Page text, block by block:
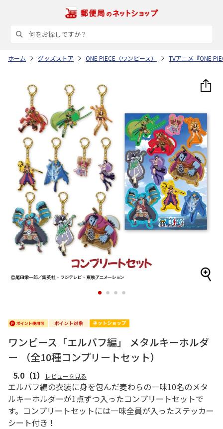
ホーム グッズストア ONE PIECE（ワンピース） TVアニメ『ONE
1 2 3 4
ワンピース「エルバフ編」 メタルキーホルダ
ー （全10種コンプリートセット）
5.0 （1） レビューを見る
エルバフ編の衣装に身を包んだ麦わらの一味10名のメタ
ルキーホルダーが1点ずつ入ったコンプリートセットで
す。コンプリートセットには一味全員が入ったステッカー
シート付き！